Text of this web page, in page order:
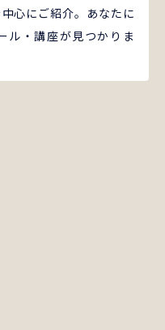
心にご紹介。あなたに
ル・講座が見つかりま